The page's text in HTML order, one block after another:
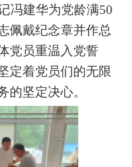
冯建华为党龄满50
佩戴纪念章并作总
党员重温入党誓
定着党员们的无限
的坚定决心。